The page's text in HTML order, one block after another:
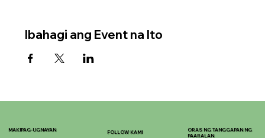
Ibahagi ang Event na Ito
MAKIPAG-UGNAYAN FOLLOW KAMI
ORAS NG TANGGAPAN NG
PAARALAN